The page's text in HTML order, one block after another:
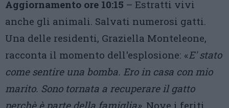
Aggiornamento ore 10:15 – Estratti vivi
anche gli animali. Salvati numerosi gatti.
Una delle residenti, Graziella Monteleone,
racconta il momento dell'esplosione: «E' stato
come sentire una bomba. Ero in casa con mio
marito. Sono tornata a recuperare il gatto
perchè è parte della famiglia». Nove i feriti